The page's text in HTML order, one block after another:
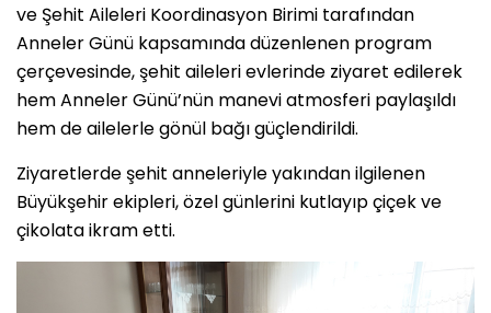
ve Şehit Aileleri Koordinasyon Birimi tarafından
Anneler Günü kapsamında düzenlenen program
çerçevesinde, şehit aileleri evlerinde ziyaret edilerek
hem Anneler Günü’nün manevi atmosferi paylaşıldı
hem de ailelerle gönül bağı güçlendirildi.
Ziyaretlerde şehit anneleriyle yakından ilgilenen
Büyükşehir ekipleri, özel günlerini kutlayıp çiçek ve
çikolata ikram etti.